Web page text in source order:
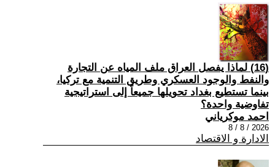
(16) لماذا يفصل العراق ملف المياه عن التجارة
والنفط والوجود العسكري وطريق التنمية مع تركيا،
بينما تستطيع بغداد تحويلها جميعاً إلى استراتيجية
تفاوضية واحدة؟
احمد موكرياني
2026 / 8 / 8
الادارة و الاقتصاد